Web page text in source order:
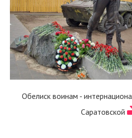
Обелиск воинам -
Саратовской